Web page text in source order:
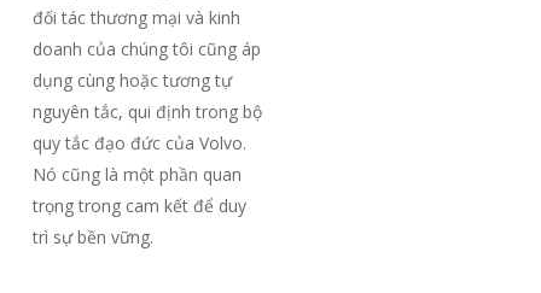
đối tác thương mại và kinh
doanh của chúng tôi cũng áp
dụng cùng hoặc tương tự
nguyên tắc, qui định trong bộ
quy tắc đạo đức của Volvo.
Nó cũng là một phần quan
trọng trong cam kết để duy
trì sự bền vững.